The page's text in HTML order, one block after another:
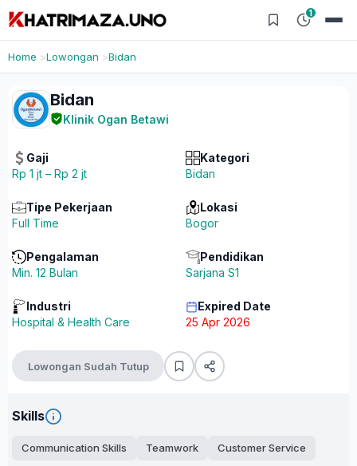
1
Home Lowongan Bidan
Bidan
Klinik Ogan Betawi
Gaji
Rp 1 jt – Rp 2 jt
Kategori
Bidan
Tipe Pekerjaan
Full Time
Lokasi
Bogor
Pengalaman
Min. 12 Bulan
Pendidikan
Sarjana S1
Industri
Hospital & Health Care
Expired Date
25 Apr 2026
Lowongan Sudah Tutup
Skills
Communication Skills Teamwork Customer Service